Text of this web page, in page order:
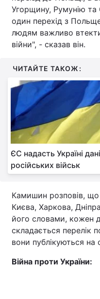
Тема оформлення
Угорщину, Румунію та
один перехід з
людям важливо втекти
війни", - сказав він.
ЧИТАЙТЕ ТАКОЖ:
ЄС надасть Україні
російських військ
Камишин розповів, що
Києва, Харкова,
його словами, кожен
складається перелік
вони публікуються на
Війна проти України: